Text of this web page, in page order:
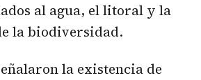
al agua, el litoral y la
la biodiversidad.
la existencia de